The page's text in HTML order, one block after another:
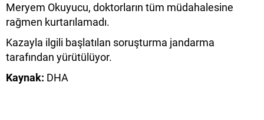
Meryem Okuyucu, doktorların tüm müdahalesine
rağmen kurtarılamadı.
Kazayla ilgili başlatılan soruşturma jandarma
tarafından yürütülüyor.
Kaynak: DHA